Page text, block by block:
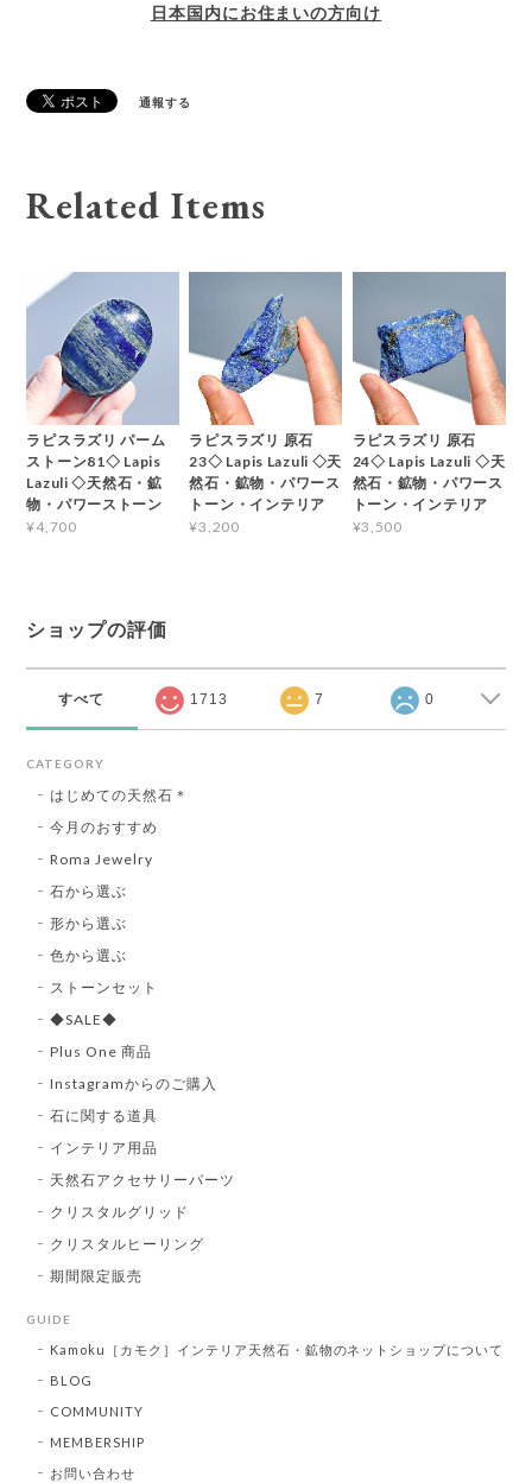
日本国内にお住まいの方向け
通報する
Related Items
ラピスラズリ パーム
ストーン81◇ Lapis
Lazuli ◇天然石・鉱
物・パワーストーン
¥4,700
ラピスラズリ 原石
23◇ Lapis Lazuli ◇天
然石・鉱物・パワース
トーン・インテリア
¥3,200
ラピスラズリ 原石
24◇ Lapis Lazuli ◇天
然石・鉱物・パワース
トーン・インテリア
¥3,500
ショップの評価
すべて 1713 7 0
CATEGORY
はじめての天然石＊
今月のおすすめ
Roma Jewelry
石から選ぶ
形から選ぶ
色から選ぶ
ストーンセット
◆SALE◆
Plus One 商品
Instagramからのご購入
石に関する道具
インテリア用品
天然石アクセサリーパーツ
クリスタルグリッド
クリスタルヒーリング
期間限定販売
GUIDE
Kamoku［カモク］インテリア天然石・鉱物のネットショップについて
BLOG
COMMUNITY
MEMBERSHIP
お問い合わせ